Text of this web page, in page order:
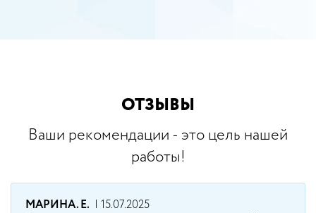
ОТЗЫВЫ
Ваши рекомендации - это цель нашей
работы!
МАРИНА. Е.
| 15.07.2025